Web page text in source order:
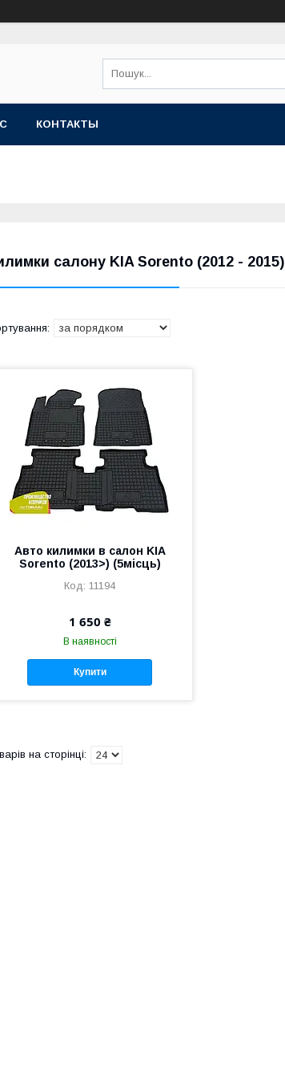
КОНТАКТЫ
салону KIA Sorento (2012 - 2015)
Авто килимки в салон KIA
Sorento (2013>) (5місць)
11194
1 650 ₴
В наявності
Купити